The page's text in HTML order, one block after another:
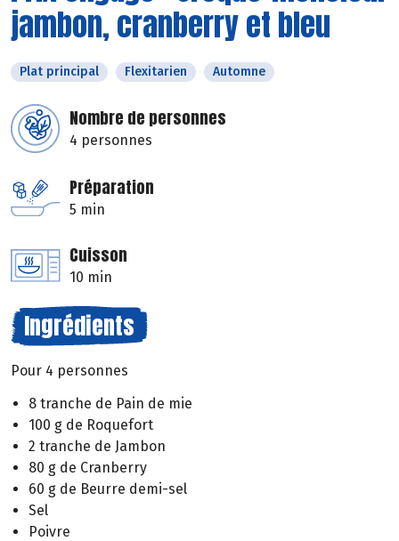
jambon, cranberry et bleu
Plat principal Flexitarien Automne
Nombre de personnes
4 personnes
Préparation
5 min
Cuisson
10 min
Ingrédients
Pour 4 personnes
8 tranche de Pain de mie
100 g de Roquefort
2 tranche de Jambon
80 g de Cranberry
60 g de Beurre demi-sel
Sel
Poivre